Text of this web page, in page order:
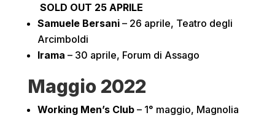
SOLD OUT 25 APRILE
Samuele Bersani– 26 aprile, Teatro degli
Arcimboldi
Irama – 30 aprile, Forum di Assago
Maggio 2022
Working Men’s Club– 1° maggio, Magnolia